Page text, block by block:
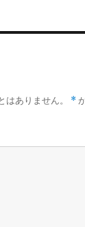
ありません。 *